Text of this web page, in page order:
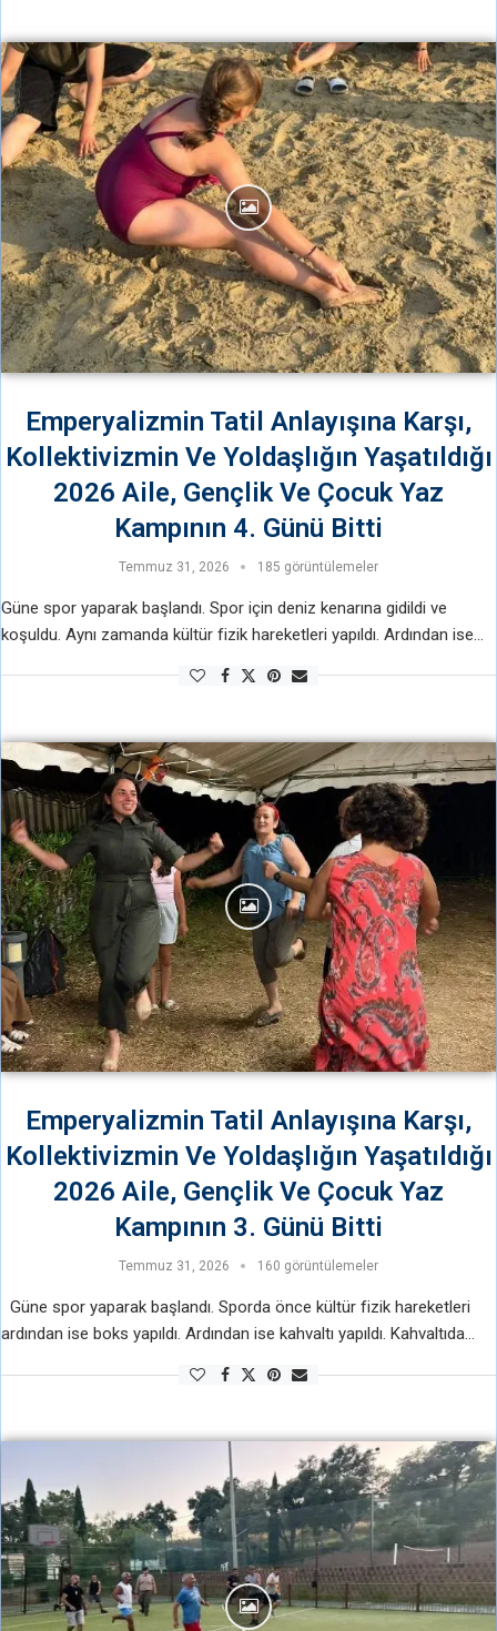
Emperyalizmin Tatil Anlayışına Karşı,
Kollektivizmin Ve Yoldaşlığın Yaşatıldığı
2026 Aile, Gençlik Ve Çocuk Yaz
Kampının 4. Günü Bitti
Temmuz 31, 2026 185 görüntülemeler
Güne spor yaparak başlandı. Spor için deniz kenarına gidildi ve
koşuldu. Aynı zamanda kültür fizik hareketleri yapıldı. Ardından ise
Emperyalizmin Tatil Anlayışına Karşı,
Kollektivizmin Ve Yoldaşlığın Yaşatıldığı
2026 Aile, Gençlik Ve Çocuk Yaz
Kampının 3. Günü Bitti
Temmuz 31, 2026 160 görüntülemeler
Güne spor yaparak başlandı. Sporda önce kültür fizik hareketleri
ardından ise boks yapıldı. Ardından ise kahvaltı yapıldı. Kahvaltıda